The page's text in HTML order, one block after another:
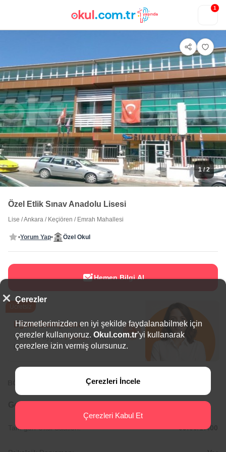
1
1/ 2
Özel Etlik Sınav Anadolu Lisesi
Lise /Ankara / Keçiören / Emrah Mahallesi
Yorum Yap Özel Okul
Hemen Bilgi Al
Eğitim Danışmanı
Sana en uygun5 okuluhemen
bulalım.
BÖLGEDE ÖNE ÇIKAN OKULLAR
Genel Bilgiler
Tam gün Okul Saatleri: 09:00/17:00
Çerezler
Hizmetlerimizden en iyi şekilde faydalanabilmek için
çerezler kullanıyoruz. Okul.com.tr’yi kullanarak
çerezlere izin vermiş olursunuz.
Çerezleri İncele
Çerezleri Kabul Et